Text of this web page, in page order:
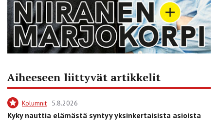
Aiheeseen liittyvät artikkelit
Kolumnit 5.8.2026
Kyky nauttia elämästä syntyy yksinkertaisista asioista